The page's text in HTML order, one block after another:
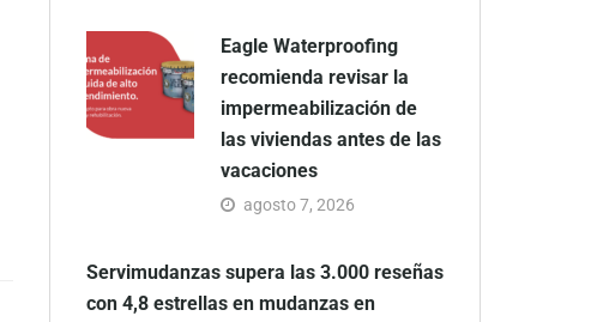
Eagle Waterproofing
recomienda revisar la
impermeabilización de
las viviendas antes de las
vacaciones
agosto 7, 2026
Servimudanzas supera las 3.000 reseñas
con 4,8 estrellas en mudanzas en